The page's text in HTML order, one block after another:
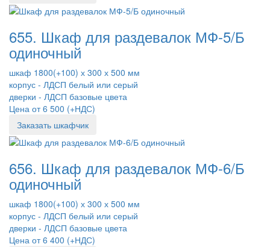
655. Шкаф для раздевалок МФ-5/Б
одиночный
шкаф 1800(+100) х 300 х 500 мм
корпус - ЛДСП белый или серый
дверки - ЛДСП базовые цвета
Цена от 6 500 (+НДС)
Заказать шкафчик
656. Шкаф для раздевалок МФ-6/Б
одиночный
шкаф 1800(+100) х 300 х 500 мм
корпус - ЛДСП белый или серый
дверки - ЛДСП базовые цвета
Цена от 6 400 (+НДС)